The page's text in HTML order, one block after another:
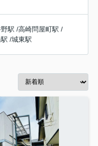
駅 /高崎問屋町駅 /
/城東駅